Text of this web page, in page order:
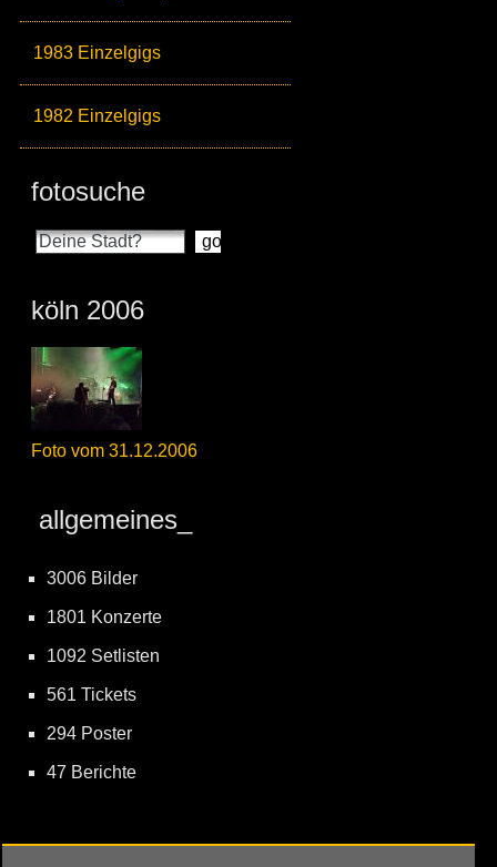
1983 Einzelgigs
1982 Einzelgigs
fotosuche
köln 2006
Foto vom 31.12.2006
allgemeines_
3006 Bilder
1801 Konzerte
1092 Setlisten
561 Tickets
294 Poster
47 Berichte